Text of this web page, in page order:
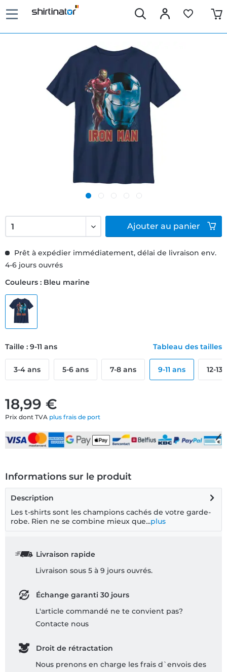
18,99 €
Prix dont TVA plus frais de port
Prêt à expédier immédiatement, délai de livraison env.
4-6 jours ouvrés
Couleurs : Bleu marine
Taille : 9-11 ans Tableau des tailles
3-4 ans 5-6 ans 7-8 ans 9-11 ans 12-13
Ajouter au panier
Informations sur le produit
Description
Les t-shirts sont les champions cachés de votre garde-
robe. Rien ne se combine mieux que...plus
Livraison rapide
Livraison sous 5 à 9 jours ouvrés.
Échange garanti 30 jours
L'article commandé ne te convient pas?
Contacte nous
Droit de rétractation
Nous prenons en charge les frais d`envois des